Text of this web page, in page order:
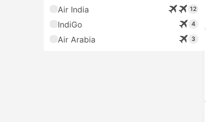
Air India 12
IndiGo 4
Air Arabia 3